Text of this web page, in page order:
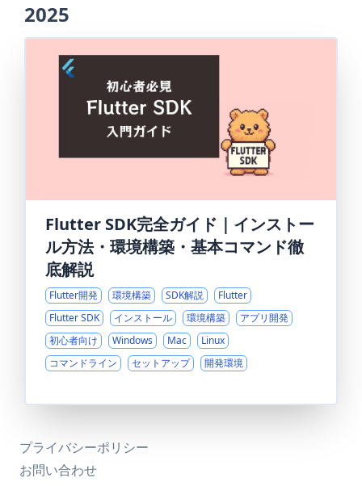
2025
Flutter SDK完全ガイド｜インストー
ル方法・環境構築・基本コマンド徹
底解説
Flutter開発 環境構築 SDK解説
Flutter
Flutter SDK
インストール 環境構築
アプリ開発
初心者向け
Windows Mac
Linux
コマンドライン
セットアップ 開発環境
プライバシーポリシー
お問い合わせ